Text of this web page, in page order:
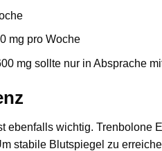
mg pro Woche
mg sollte nur in Absprache
ebenfalls wichtig. Trenbolone
stabile Blutspiegel zu